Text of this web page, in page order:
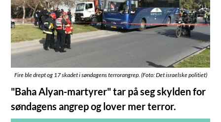
Fire ble drept og 17 skadet i søndagens terrorangrep. (Foto: Det israelske politiet)
"Baha Alyan-martyrer" tar på seg skylden for
søndagens angrep og lover mer terror.